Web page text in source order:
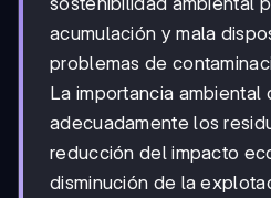
acumulación y mala
problemas de
La importancia ambiental
adecuadamente los
reducción del impacto
disminución de la